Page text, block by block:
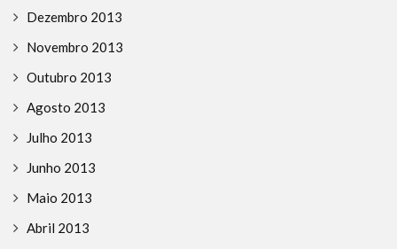
Dezembro 2013
Novembro 2013
Outubro 2013
Agosto 2013
Julho 2013
Junho 2013
Maio 2013
Abril 2013